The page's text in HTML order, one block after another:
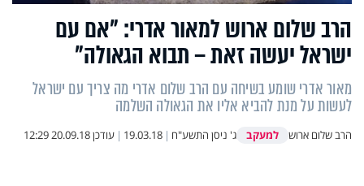
הרב שלום ארוש למאור אדרי: "אם עם
ישראל יעשה זאת – תבוא הגאולה"
מאור אדרי שומע בשיחה עם הרב שלום אדרי מה צריך עם ישראל
לעשות על מנת להביא אליו את הגאולה השלמה
הרב שלום ארוש למעקב ג' ניסן התשע"ח |
19.03.18
| עודכן20.09.18 12:29